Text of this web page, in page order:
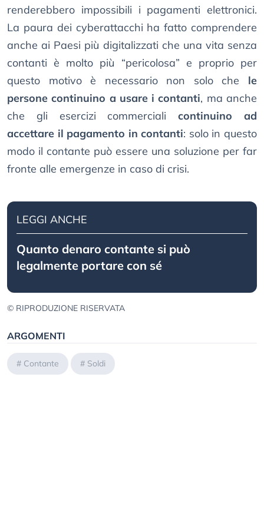
renderebbero impossibili i pagamenti elettronici.
La paura dei cyberattacchi ha fatto comprendere
anche ai Paesi più digitalizzati che una vita senza
contanti è molto più “pericolosa” e proprio per
questo motivo è necessario non solo che le
persone continuino a usare i contanti, ma anche
che gli esercizi commercialicontinuino ad
accettare il pagamento in contanti: solo in questo
modo il contante può essere una soluzione per far
fronte alle emergenze in caso di crisi.
LEGGI ANCHE
Quanto denaro contante si può
legalmente portare con sé
© RIPRODUZIONE RISERVATA
ARGOMENTI
# Contante # Soldi